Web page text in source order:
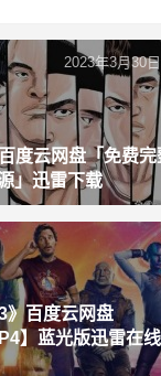
度云网盘「免费完
」迅雷下载
2023年3月30
》百度云网盘
】蓝光版迅雷在